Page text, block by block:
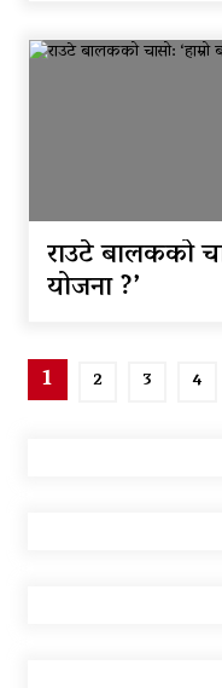
राउटे बालकको
योजना ?’
Posts
pagination
1 2 3 4